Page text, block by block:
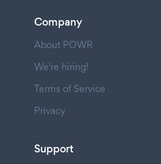
Company
About POWR
We're hiring!
Terms of Service
Privacy
Support